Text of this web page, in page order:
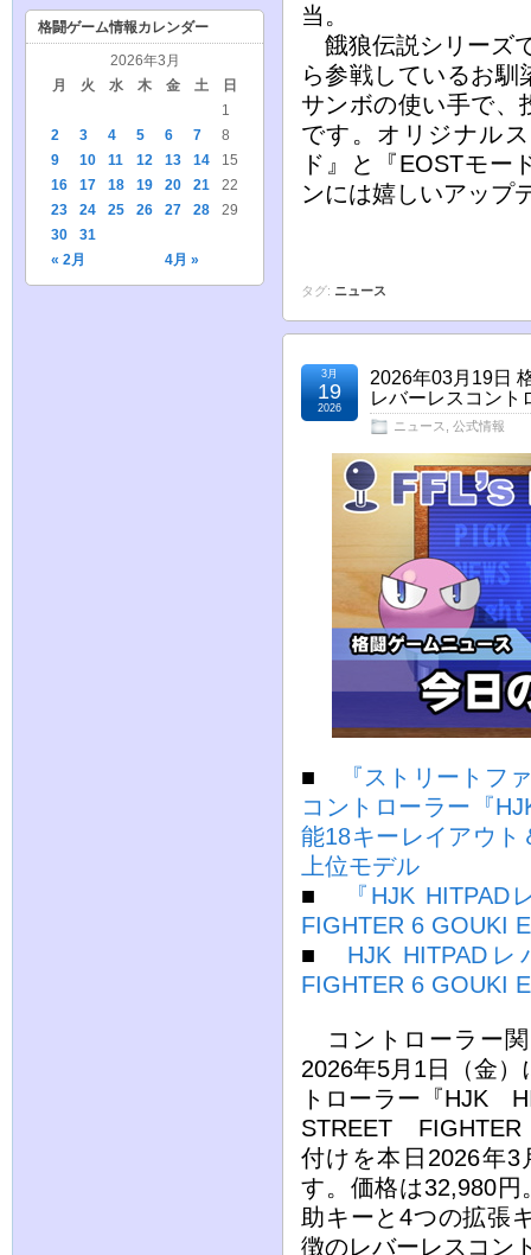
当。
餓狼伝説シリーズ
ら参戦しているお
サンボの使い手で、
です。オリジナル
ド』と『EOSTモー
ンには嬉しいアップ
タグ: ニュース
2026年03月19日
レバーレスコント
ニュース 公式情報
3月
19
2026
■
『ストリートフ
コントローラー『
能18キーレイアウト
上位モデル
■
『HJK
FIGHTER 6 GOUKI
■ HJK HITPAD
FIGHTER 6 GOUKI
コントローラー関
2026年5月1日（金
トローラー『HJK
STREET
付けを本日2026年
す。価格は32,980
助キーと4つの拡張
徴のレバーレスコン
格闘ゲーム情報カレンダー
2026年3月
月
火 水 木 金 土 日
« 2月 4月 »
1
2
3 4 5 6 7
8
9
10 11 12 13 14
15
16
17 18 19 20 21
22
23
24 25 26 27 28
29
30
31